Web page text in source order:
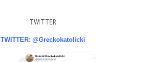
TWITTER
TWITTER: @Greckokatolicki